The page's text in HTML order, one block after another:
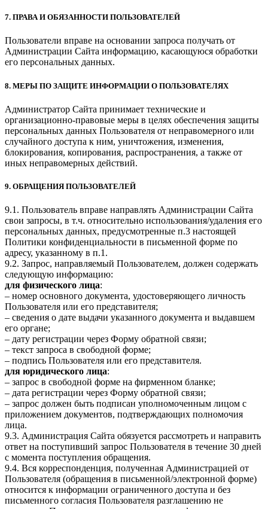
7. ПРАВА И ОБЯЗАННОСТИ ПОЛЬЗОВАТЕЛЕЙ
Пользователи вправе на основании запроса получать от
Администрации Сайта информацию, касающуюся обработки
его персональных данных.
8. МЕРЫ ПО ЗАЩИТЕ ИНФОРМАЦИИ О ПОЛЬЗОВАТЕЛЯХ
Администратор Сайта принимает технические и
организационно-правовые меры в целях обеспечения защиты
персональных данных Пользователя от неправомерного или
случайного доступа к ним, уничтожения, изменения,
блокирования, копирования, распространения, а также от
иных неправомерных действий.
9. ОБРАЩЕНИЯ ПОЛЬЗОВАТЕЛЕЙ
9.1. Пользователь вправе направлять Администрации Сайта
свои запросы, в т.ч. относительно использования/удаления его
персональных данных, предусмотренные п.3 настоящей
Политики конфиденциальности в письменной форме по
адресу, указанному в п.1.
9.2. Запрос, направляемый Пользователем, должен содержать
следующую информацию:
для физического лица:
– номер основного документа, удостоверяющего личность
Пользователя или его представителя;
– сведения о дате выдачи указанного документа и выдавшем
его органе;
– дату регистрации через Форму обратной связи;
– текст запроса в свободной форме;
– подпись Пользователя или его представителя.
для юридического лица:
– запрос в свободной форме на фирменном бланке;
– дата регистрации через Форму обратной связи;
– запрос должен быть подписан уполномоченным лицом с
приложением документов, подтверждающих полномочия
лица.
9.3. Администрация Сайта обязуется рассмотреть и направить
ответ на поступивший запрос Пользователя в течение 30 дней
с момента поступления обращения.
9.4. Вся корреспонденция, полученная Администрацией от
Пользователя (обращения в письменной/электронной форме)
относится к информации ограниченного доступа и без
письменного согласия Пользователя разглашению не